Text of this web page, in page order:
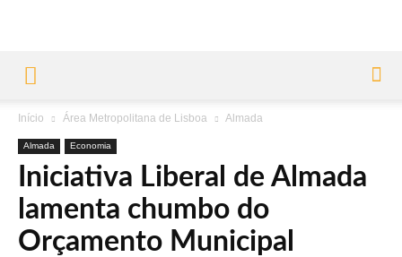
Início Área Metropolitana de Lisboa Almada
Almada Economia
Iniciativa Liberal de Almada
lamenta chumbo do
Orçamento Municipal